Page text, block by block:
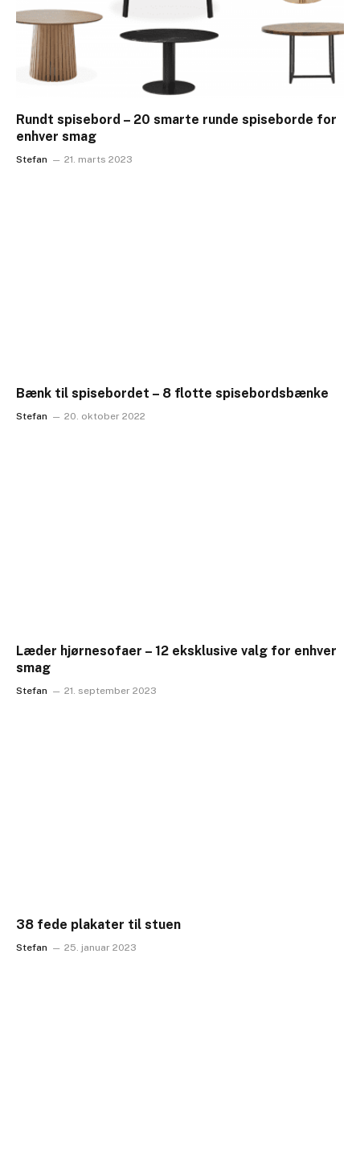
Rundt spisebord – 20 smarte runde spiseborde for
enhver smag
Stefan 21. marts 2023
Bænk til spisebordet – 8 flotte spisebordsbænke
Stefan 20. oktober 2022
Læder hjørnesofaer – 12 eksklusive valg for enhver
smag
Stefan 21. september 2023
38 fede plakater til stuen
Stefan 25. januar 2023